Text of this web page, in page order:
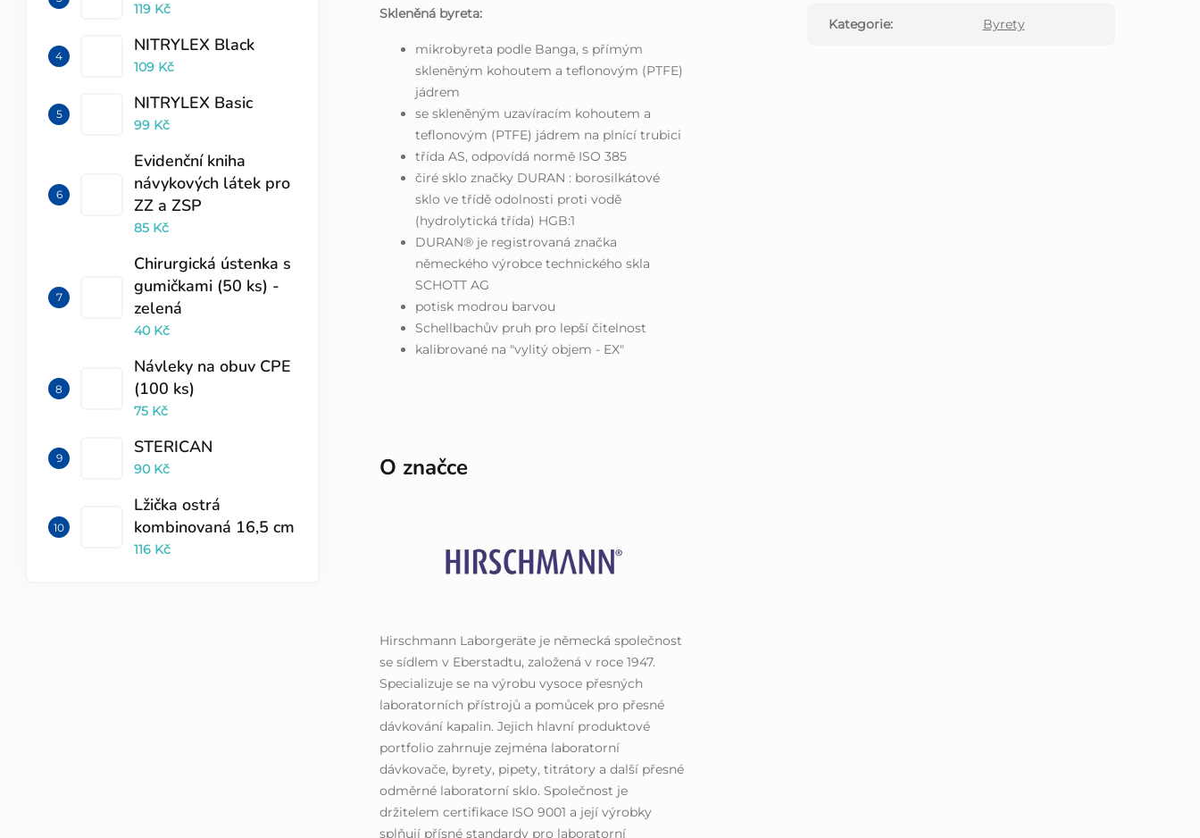
119 Kč
NITRYLEX Black
109 Kč
NITRYLEX Basic
99 Kč
Evidenční kniha
návykových látek pro
ZZ a ZSP
85 Kč
Chirurgická ústenka s
gumičkami (50 ks) -
zelená
40 Kč
Návleky na obuv CPE
(100 ks)
75 Kč
STERICAN
90 Kč
Lžička ostrá
kombinovaná 16,5 cm
116 Kč
Skleněná byreta:
mikrobyreta podle Banga, s přímým
skleněným kohoutem a teflonovým (PTFE)
jádrem
se skleněným uzavíracím kohoutem a
teflonovým (PTFE) jádrem na plnící trubici
třída AS, odpovídá normě ISO 385
čiré sklo značky DURAN : borosilkátové
sklo ve třídě odolnosti proti vodě
(hydrolytická třída) HGB:1
DURAN® je registrovaná značka
německého výrobce technického skla
SCHOTT AG
potisk modrou barvou
Schellbachův pruh pro lepší čitelnost
kalibrované na "vylitý objem - EX"
O značce
Hirschmann Laborgeräte je německá společnost
se sídlem v Eberstadtu, založená v roce 1947.
Specializuje se na výrobu vysoce přesných
laboratorních přístrojů a pomůcek pro přesné
dávkování kapalin. Jejich hlavní produktové
portfolio zahrnuje zejména laboratorní
dávkovače, byrety, pipety, titrátory a další přesné
odměrné laboratorní sklo. Společnost je
držitelem certifikace ISO 9001 a její výrobky
splňují přísné standardy pro laboratorní
Kategorie: Byrety